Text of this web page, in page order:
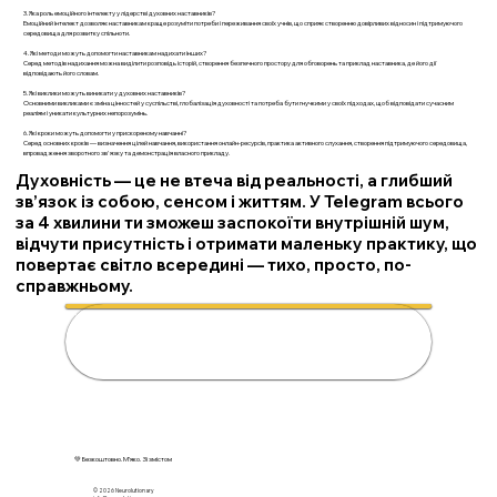
3. Яка роль емоційного інтелекту у лідерстві духовних наставників?
Емоційний інтелект дозволяє наставникам краще розуміти потреби і переживання своїх учнів, що сприяє створенню довірливих відносин і підтримуючого
середовища для розвитку спільноти.
4. Які методи можуть допомогти наставникам надихати інших?
Серед методів надихання можна виділити розповідь історій, створення безпечного простору для обговорень та приклад наставника, де його дії
відповідають його словам.
5. Які виклики можуть виникати у духовних наставників?
Основними викликами є зміна цінностей у суспільстві, глобалізація духовності та потреба бути гнучкими у своїх підходах, щоб відповідати сучасним
реаліям і уникати культурних непорозумінь.
6. Які кроки можуть допомогти у прискореному навчанні?
Серед основних кроків — визначення цілей навчання, використання онлайн-ресурсів, практика активного слухання, створення підтримуючого середовища,
впровадження зворотного зв'язку та демонстрація власного прикладу.
Духовність — це не втеча від реальності, а глибший
зв’язок із собою, сенсом і життям. У Telegram всього
за 4 хвилини ти зможеш заспокоїти внутрішній шум,
відчути присутність і отримати маленьку практику, що
повертає світло всередині — тихо, просто, по-
справжньому.
🌟 Розкрий свою духовність за 4
💚 Безкоштовно. М’яко. Зі змістом
© 2026 Neurolutionary